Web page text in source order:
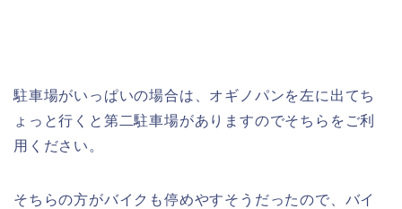
駐車場がいっぱいの場合は、オギノパンを左に出てち
ょっと行くと第二駐車場がありますのでそちらをご利
用ください。
そちらの方がバイクも停めやすそうだったので、バイ